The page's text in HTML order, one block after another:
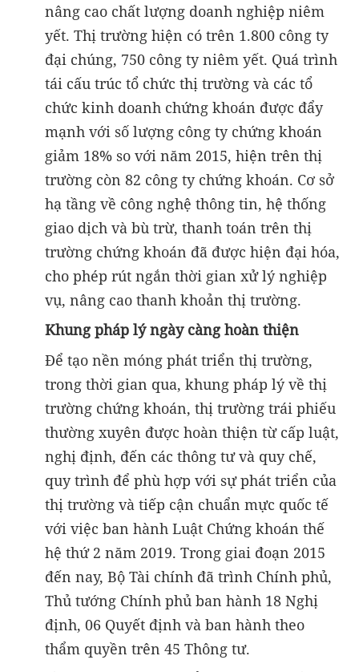
nâng cao chất lượng doanh nghiệp niêm
yết. Thị trường hiện có trên 1.800 công ty
đại chúng, 750 công ty niêm yết. Quá trình
tái cấu trúc tổ chức thị trường và các tổ
chức kinh doanh chứng khoán được đẩy
mạnh với số lượng công ty chứng khoán
giảm 18% so với năm 2015, hiện trên thị
trường còn 82 công ty chứng khoán. Cơ sở
hạ tầng về công nghệ thông tin, hệ thống
giao dịch và bù trừ, thanh toán trên thị
trường chứng khoán đã được hiện đại hóa,
cho phép rút ngắn thời gian xử lý nghiệp
vụ, nâng cao thanh khoản thị trường.
Khung pháp lý ngày càng hoàn thiện
Để tạo nền móng phát triển thị trường,
trong thời gian qua, khung pháp lý về thị
trường chứng khoán, thị trường trái phiếu
thường xuyên được hoàn thiện từ cấp luật,
nghị định, đến các thông tư và quy chế,
quy trình để phù hợp với sự phát triển của
thị trường và tiếp cận chuẩn mực quốc tế
với việc ban hành Luật Chứng khoán thế
hệ thứ 2 năm 2019. Trong giai đoạn 2015
đến nay, Bộ Tài chính đã trình Chính phủ,
Thủ tướng Chính phủ ban hành 18 Nghị
định, 06 Quyết định và ban hành theo
thẩm quyền trên 45 Thông tư.